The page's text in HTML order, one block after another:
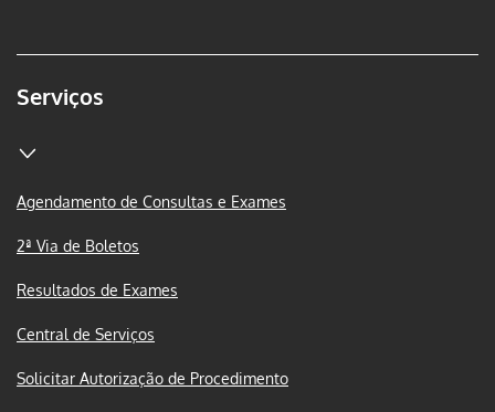
Serviços
Agendamento de Consultas e Exames
2ª Via de Boletos
Resultados de Exames
Central de Serviços
Solicitar Autorização de Procedimento